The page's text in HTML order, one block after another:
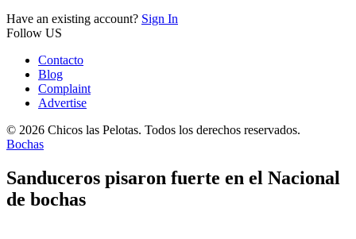
Have an existing account? Sign In
Follow US
Contacto
Blog
Complaint
Advertise
© 2026 Chicos las Pelotas. Todos los derechos reservados.
Bochas
Sanduceros pisaron fuerte en el Nacional
de bochas